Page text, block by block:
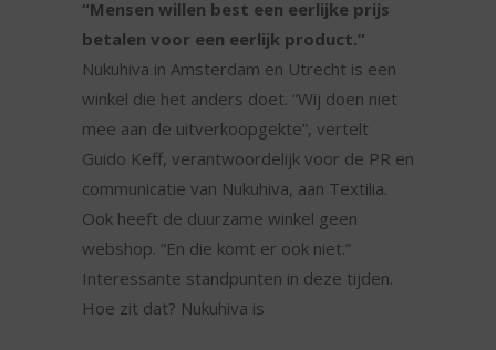
“Mensen willen best een eerlijke prijs
betalen voor een eerlijk product.”
Nukuhiva in Amsterdam en Utrecht is een
winkel die het anders doet. “Wij doen niet
mee aan de uitverkoopgekte”, vertelt
Guido Keff, verantwoordelijk voor de PR en
communicatie van Nukuhiva, aan Textilia.
Ook heeft de duurzame winkel geen
webshop. “En die komt er ook niet.”
Interessante standpunten in deze tijden.
Hoe zit dat? Nukuhiva is